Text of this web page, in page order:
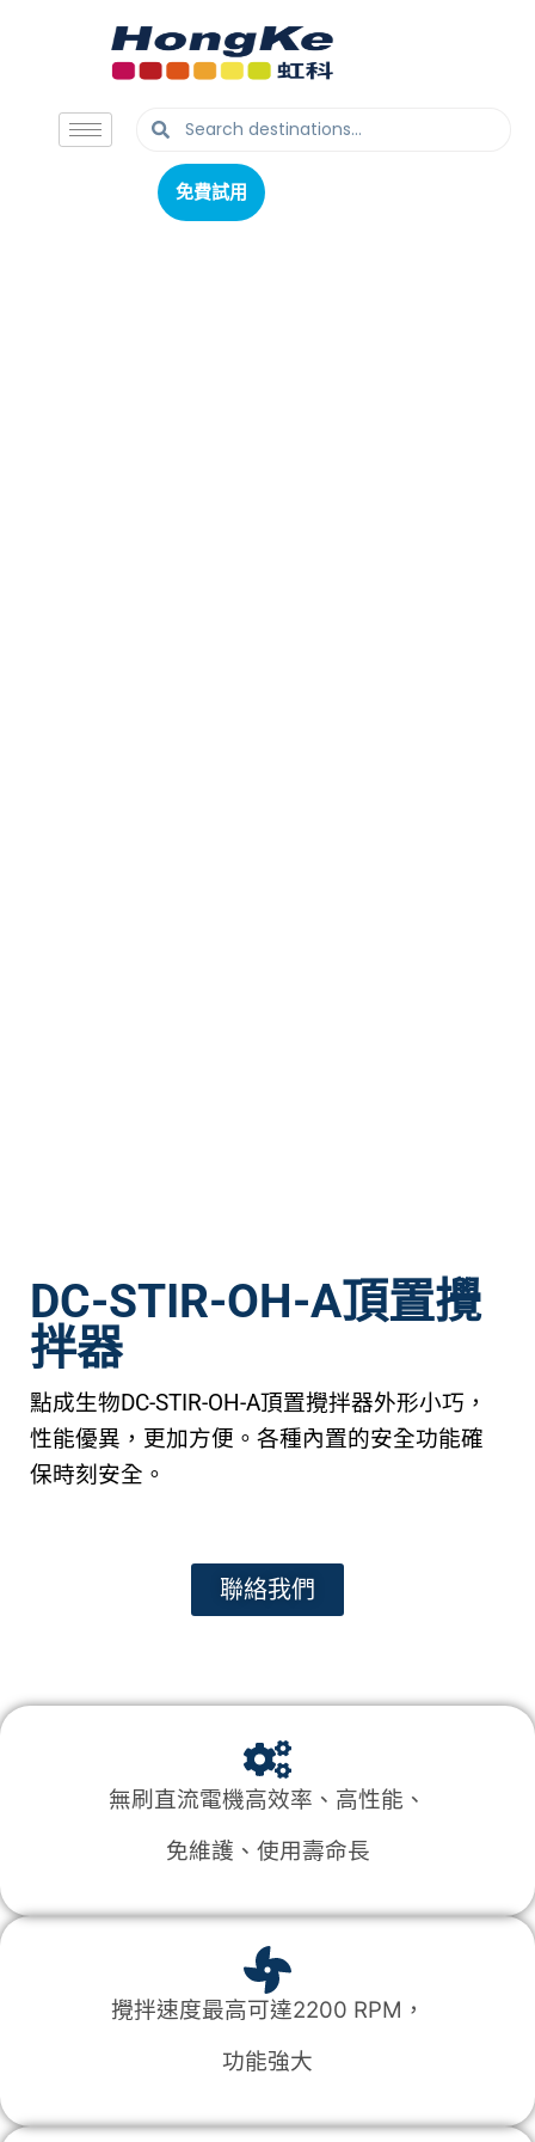
免費試用
免費試用
DC-STIR-OH-A頂置攪
拌器
點成生物DC-STIR-OH-A頂置攪拌器外形小巧，
性能優異，更加方便。各種內置的安全功能確
保時刻安全。
聯絡我們
無刷直流電機高效率、高性能、
免維護、使用壽命長
攪拌速度最高可達2200 RPM，
功能強大